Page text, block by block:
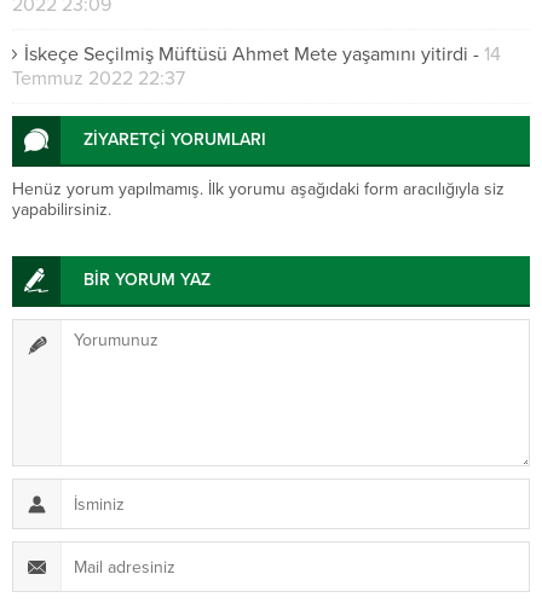
2022 23:09
İskeçe Seçilmiş Müftüsü Ahmet Mete yaşamını yitirdi - 14
Temmuz 2022 22:37
ZİYARETÇİ YORUMLARI
Henüz yorum yapılmamış. İlk yorumu aşağıdaki form aracılığıyla siz
yapabilirsiniz.
BİR YORUM YAZ